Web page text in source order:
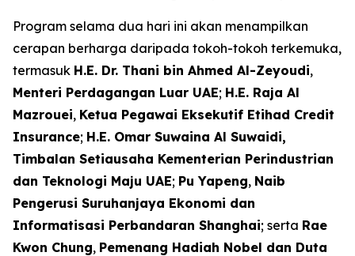
Program selama dua hari ini akan menampilkan
cerapan berharga daripada tokoh-tokoh terkemuka,
termasuk H.E. Dr. Thani bin Ahmed Al-Zeyoudi,
Menteri Perdagangan Luar UAE; H.E. Raja Al
Mazrouei, Ketua Pegawai Eksekutif Etihad Credit
Insurance; H.E. Omar Suwaina Al Suwaidi,
Timbalan Setiausaha Kementerian Perindustrian
dan Teknologi Maju UAE; Pu Yapeng, Naib
Pengerusi Suruhanjaya Ekonomi dan
Informatisasi Perbandaran Shanghai; serta Rae
Kwon Chung, Pemenang Hadiah Nobel dan Duta